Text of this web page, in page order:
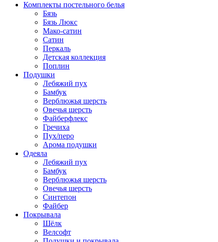
Комплекты постельного белья
Бязь
Бязь Люкс
Мако-сатин
Сатин
Перкаль
Детская коллекция
Поплин
Подушки
Лебяжий пух
Бамбук
Верблюжья шерсть
Овечья шерсть
Файберфлекс
Гречиха
Пух/перо
Арома подушки
Одеяла
Лебяжий пух
Бамбук
Верблюжья шерсть
Овечья шерсть
Синтепон
Файбер
Покрывала
Шёлк
Велсофт